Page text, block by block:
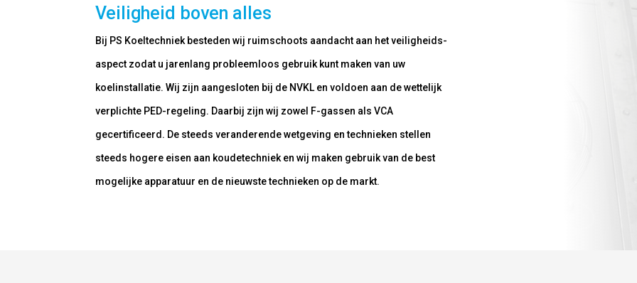
Veiligheid boven alles
Bij PS Koeltechniek besteden wij ruimschoots aandacht aan het veiligheids-
aspect zodat u jarenlang probleemloos gebruik kunt maken van uw
koelinstallatie. Wij zijn aangesloten bij de NVKL en voldoen aan de wettelijk
verplichte PED-regeling. Daarbij zijn wij zowel F-gassen als VCA
gecertificeerd. De steeds veranderende wetgeving en technieken stellen
steeds hogere eisen aan koudetechniek en wij maken gebruik van de best
mogelijke apparatuur en de nieuwste technieken op de markt.